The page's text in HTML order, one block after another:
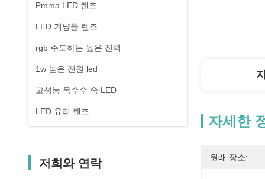
Pmma LED 렌즈
LED 겨냥틀 렌즈
rgb 주도하는 높은 전력
1w 높은 전원 led
고성능 옥수수 속 LED
LED 유리 렌즈
저희와 연락
자세한
원래 장소: